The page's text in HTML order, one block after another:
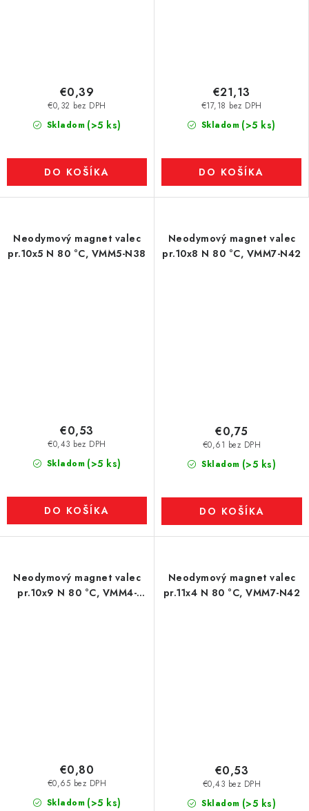
Skladom (>5 ks)
€0,32 bez DPH
€0,39
DO KOŠÍKA
Skladom (>5 ks)
€17,18 bez DPH
€21,13
DO KOŠÍKA
Neodymový magnet valec
pr.10x5 N 80 °C, VMM5-N38
Skladom (>5 ks)
€0,43 bez DPH
€0,53
DO KOŠÍKA
Neodymový magnet valec
pr.10x8 N 80 °C, VMM7-N42
Skladom (>5 ks)
€0,61 bez DPH
€0,75
DO KOŠÍKA
Neodymový magnet valec
pr.10x9 N 80 °C, VMM4-
Skladom (>5 ks)
€0,65 bez DPH
€0,80
Neodymový magnet valec
pr.11x4 N 80 °C, VMM7-N42
Skladom (>5 ks)
€0,43 bez DPH
€0,53